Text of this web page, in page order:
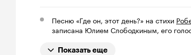
Песню «Где он, этот день?» на стихи
записана Юлием Слободкиным, его
Показать еще